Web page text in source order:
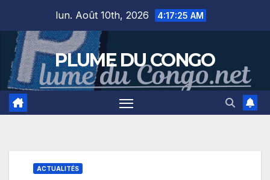
content
lun. Août 10th, 2026 4:17:26 AM
PLUME DU CONGO
ACTUALITÉS